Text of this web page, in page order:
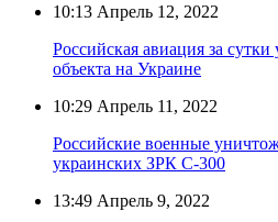
10:13 Апрель 12, 2022
Российская авиация за
объекта на Украине
10:29 Апрель 11, 2022
Российские военные
украинских ЗРК С-300
13:49 Апрель 9, 2022